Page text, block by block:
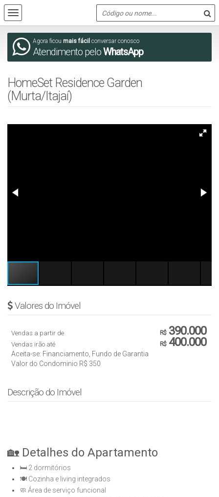
Agora ficou mais fácil conversar conosco
Atendimento peloWhatsApp
HomeSet Residence Garden
(Murta/Itajaí)
Valores do Imóvel
R$390.000
Vendas a partir de
R$400.000
Vendas irão até
Aceita-se: Financiamento, Fundo de Garantia
Valor do Condominio R$ 350
Descrição do Imóvel
🏡 Detalhes do Apartamento
🛏️ 2 dormitórios
🍽️ Cozinha e living integrados
🧼 Área de serviço funcional